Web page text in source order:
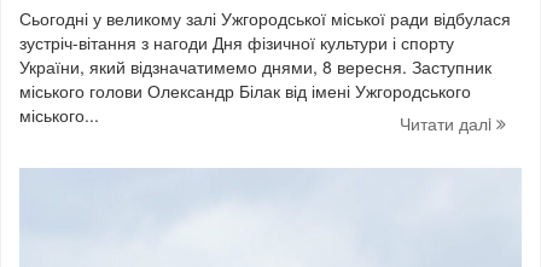
Сьогодні у великому залі Ужгородської міської ради відбулася
зустріч-вітання з нагоди Дня фізичної культури і спорту
України, який відзначатимемо днями, 8 вересня. Заступник
міського голови Олександр Білак від імені Ужгородського
міського...
Читати далi